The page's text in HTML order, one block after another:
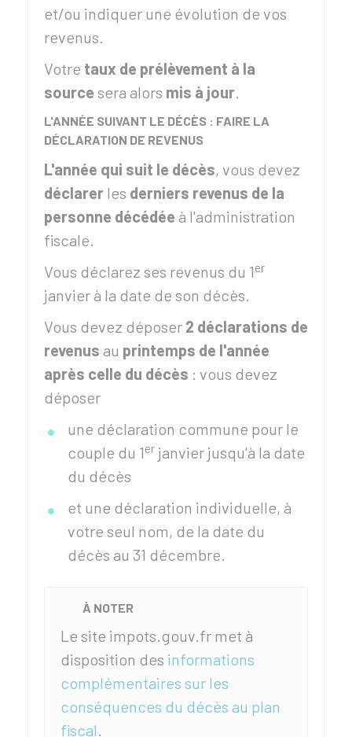
et/ou indiquer une évolution de vos
revenus.
Votre taux de prélèvement à la
source sera alors mis à jour.
L'ANNÉE SUIVANT LE DÉCÈS : FAIRE LA
DÉCLARATION DE REVENUS
L'année qui suit le décès, vous devez
déclarer les derniers revenus de la
personne décédée à l'administration
fiscale.
Vous déclarez ses revenus du 1er
janvier à la date de son décès.
Vous devez déposer 2 déclarations de
revenus au printemps de l'année
après celle du décès : vous devez
déposer
une déclaration commune pour le
couple du 1er janvier jusqu'à la date
du décès
et une déclaration individuelle, à
votre seul nom, de la date du
décès au 31 décembre.
À NOTER
Le site impots.gouv.fr met à
disposition des informations
complémentaires sur les
conséquences du décès au plan
fiscal.